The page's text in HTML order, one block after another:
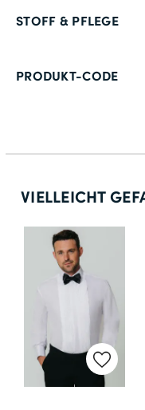
STOFF & PFLEGE
PRODUKT-CODE
VIELLEICHT